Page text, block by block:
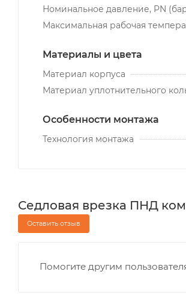
Номинальное давление, PN
Максимальная рабочая
Материалы и цвета
Материал корпуса
Материал уплотнительного
Особенности монтажа
Технология монтажа
Седловая врезка ПНД
Оставить отзыв
Помогите другим